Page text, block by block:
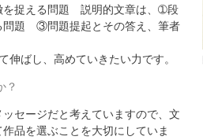
捉える問題 説明的文章は、➀段
題 ③問題提起とその答え、筆者
伸ばし、高めていきたい力です。
？
セージだと考えていますので、文
品を選ぶことを大切にしていま